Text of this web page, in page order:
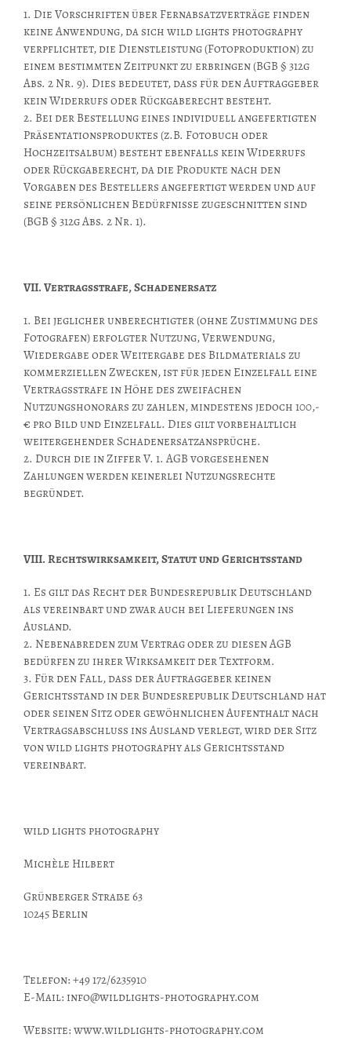
1. Die Vorschriften über Fernabsatzverträge finden
keine Anwendung, da sich wild lights photography
verpflichtet, die Dienstleistung (Fotoproduktion) zu
einem bestimmten Zeitpunkt zu erbringen (BGB § 312g
Abs. 2 Nr. 9). Dies bedeutet, dass für den Auftraggeber
kein Widerrufs oder Rückgaberecht besteht.
2. Bei der Bestellung eines individuell angefertigten
Präsentationsproduktes (z.B. Fotobuch oder
Hochzeitsalbum) besteht ebenfalls kein Widerrufs
oder Rückgaberecht, da die Produkte nach den
Vorgaben des Bestellers angefertigt werden und auf
seine persönlichen Bedürfnisse zugeschnitten sind
(BGB § 312g Abs. 2 Nr. 1).
VII. Vertragsstrafe, Schadenersatz
1. Bei jeglicher unberechtigter (ohne Zustimmung des
Fotografen) erfolgter Nutzung, Verwendung,
Wiedergabe oder Weitergabe des Bildmaterials zu
kommerziellen Zwecken, ist für jeden Einzelfall eine
Vertragsstrafe in Höhe des zweifachen
Nutzungshonorars zu zahlen, mindestens jedoch 100,-
€ pro Bild und Einzelfall. Dies gilt vorbehaltlich
weitergehender Schadenersatzansprüche.
2. Durch die in Ziffer V. 1. AGB vorgesehenen
Zahlungen werden keinerlei Nutzungsrechte
begründet.
VIII. Rechtswirksamkeit, Statut und Gerichtsstand
1. Es gilt das Recht der Bundesrepublik Deutschland
als vereinbart und zwar auch bei Lieferungen ins
Ausland.
2. Nebenabreden zum Vertrag oder zu diesen AGB
bedürfen zu ihrer Wirksamkeit der Textform.
3. Für den Fall, dass der Auftraggeber keinen
Gerichtsstand in der Bundesrepublik Deutschland hat
oder seinen Sitz oder gewöhnlichen Aufenthalt nach
Vertragsabschluss ins Ausland verlegt, wird der Sitz
von wild lights photography als Gerichtsstand
vereinbart.
wild lights photography
Michèle Hilbert
Grünberger Straße 63
10245 Berlin
Telefon: +49 172/6235910
E-Mail: info@wildlights-photography.com
Website: www.wildlights-photography.com